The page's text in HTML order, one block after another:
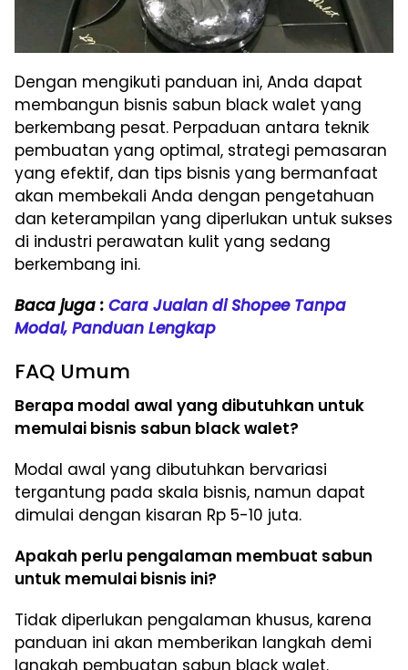
Dengan mengikuti panduan ini, Anda dapat
membangun bisnis sabun black walet yang
berkembang pesat. Perpaduan antara teknik
pembuatan yang optimal, strategi pemasaran
yang efektif, dan tips bisnis yang bermanfaat
akan membekali Anda dengan pengetahuan
dan keterampilan yang diperlukan untuk sukses
di industri perawatan kulit yang sedang
berkembang ini.
Baca juga : Cara Jualan di Shopee Tanpa
Modal, Panduan Lengkap
FAQ Umum
Berapa modal awal yang dibutuhkan untuk
memulai bisnis sabun black walet?
Modal awal yang dibutuhkan bervariasi
tergantung pada skala bisnis, namun dapat
dimulai dengan kisaran Rp 5-10 juta.
Apakah perlu pengalaman membuat sabun
untuk memulai bisnis ini?
Tidak diperlukan pengalaman khusus, karena
panduan ini akan memberikan langkah demi